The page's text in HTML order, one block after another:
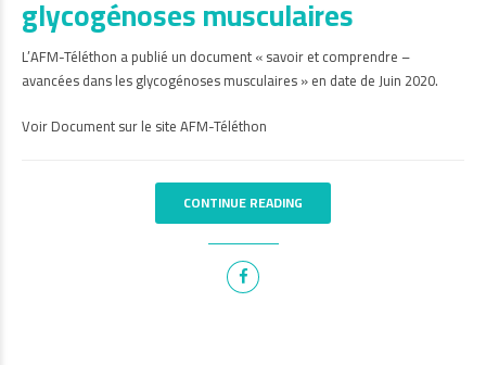
glycogénoses musculaires
L’AFM-Téléthon a publié un document « savoir et comprendre –
avancées dans les glycogénoses musculaires » en date de Juin 2020.
Voir Document sur le site AFM-Téléthon
CONTINUE READING